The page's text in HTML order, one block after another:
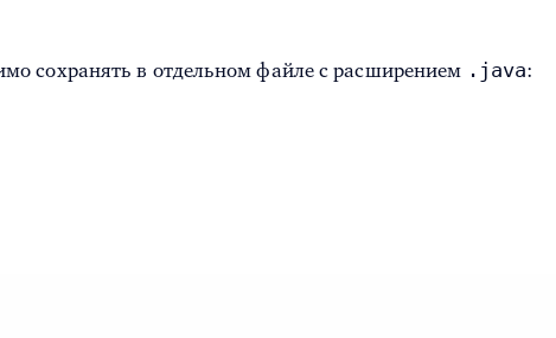
сохранять в отдельном файле с расширением .java: